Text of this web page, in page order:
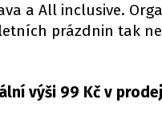
a All inclusive.
prázdnin tak
výši 99 Kč v